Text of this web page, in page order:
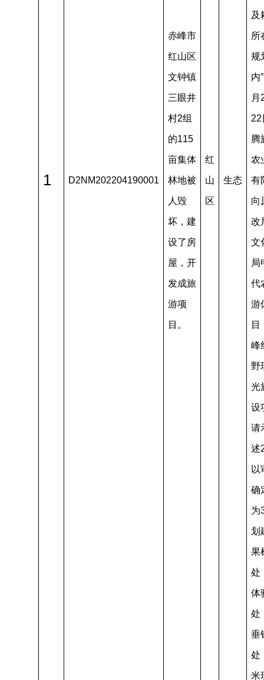
1 D2NM202204190001
赤峰市
红山区
文钟镇
三眼井
村2组
的115
亩集体
林地被
人毁
坏，建
设了房
屋，开
发成旅
游项
目。
红
山
区
生态
及
所
规
内
月
22
腾
农
有
向
改
文
局
代
游
目
峰
野
光
设
请
述
以
确
为
划
果
处
体
处
垂
处
米